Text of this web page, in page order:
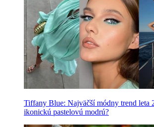
Tiffany Blue: Najväčší módny trend leta
ikonickú pastelovú modrú?